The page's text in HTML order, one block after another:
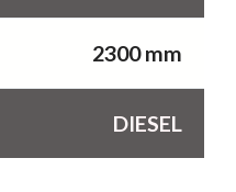
2300 mm
DIESEL